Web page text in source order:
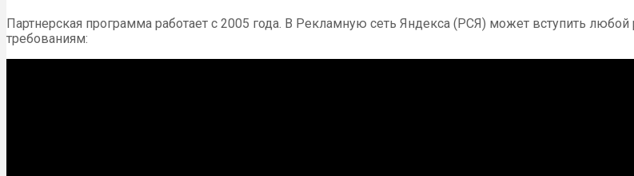
Партнерская программа работает с 2005 года. В Рекламную сеть Яндекса (РСЯ) может вступить
требованиям: